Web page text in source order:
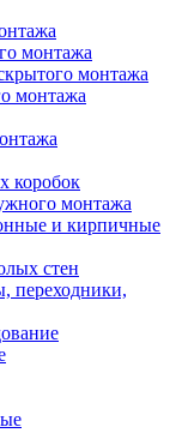
монтажа
монтажа
монтажа
коробок
монтажа
и кирпичные
стен
переходники,